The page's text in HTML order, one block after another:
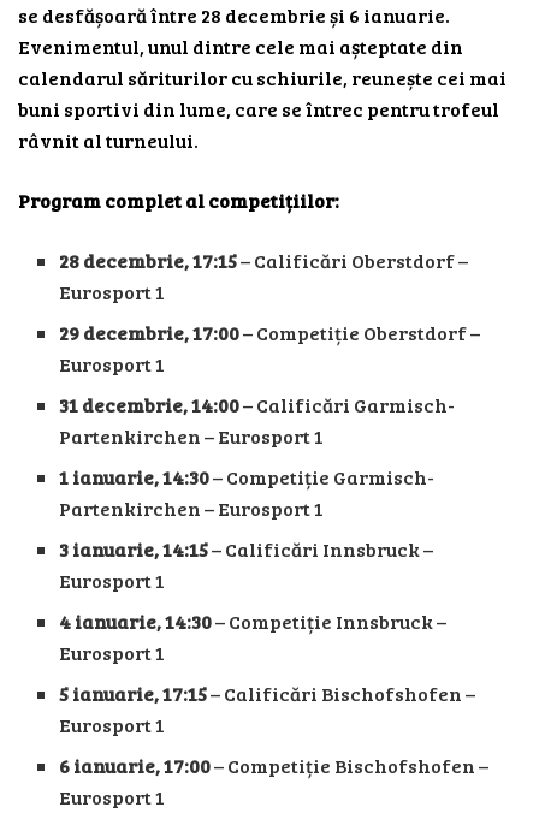
se desfășoară între 28 decembrie și 6 ianuarie.
Evenimentul, unul dintre cele mai așteptate din
calendarul săriturilor cu schiurile, reunește cei mai
buni sportivi din lume, care se întrec pentru trofeul
râvnit al turneului.
Program complet al competițiilor:
28 decembrie, 17:15– Calificări Oberstdorf –
Eurosport 1
29 decembrie, 17:00– Competiție Oberstdorf –
Eurosport 1
31 decembrie, 14:00– Calificări Garmisch-
Partenkirchen – Eurosport 1
1 ianuarie, 14:30– Competiție Garmisch-
Partenkirchen – Eurosport 1
3 ianuarie, 14:15– Calificări Innsbruck –
Eurosport 1
4 ianuarie, 14:30– Competiție Innsbruck –
Eurosport 1
5 ianuarie, 17:15– Calificări Bischofshofen –
Eurosport 1
6 ianuarie, 17:00– Competiție Bischofshofen –
Eurosport 1